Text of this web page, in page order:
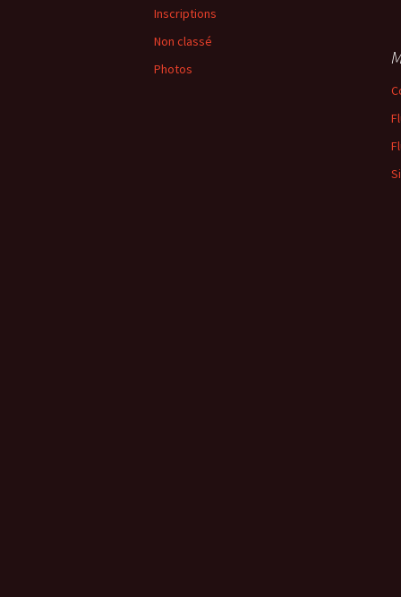
Inscriptions
Non classé
Photos